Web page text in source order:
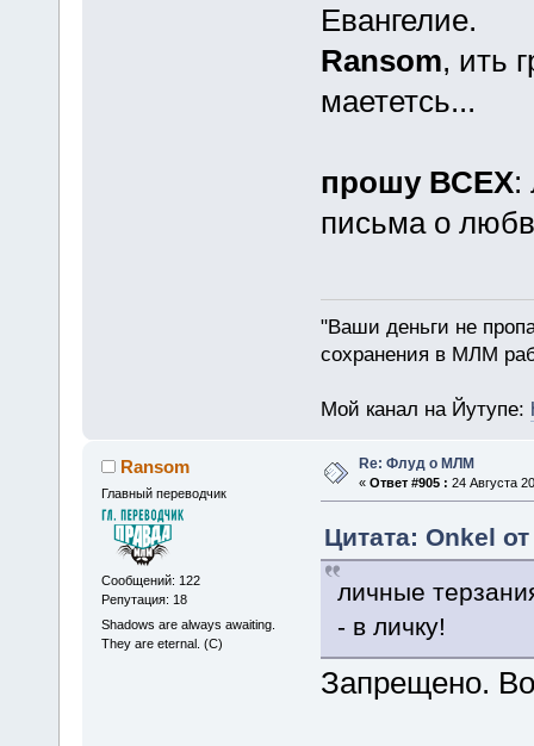
Евангелие.
Ransom, ить
маететсь...
прошу ВСЕХ:
письма о
"Ваши деньги не
сохранения в МЛМ
Мой канал на Йутупе:
Ransom
Главный переводчик
Сообщений: 122
Репутация: 18
Shadows are always awaiting.
They are eternal. (C)
Re: Флуд о МЛМ
« Ответ #905 : 24 Августа
Цитата: Onkel
личные
- в личку!
Запрещено.